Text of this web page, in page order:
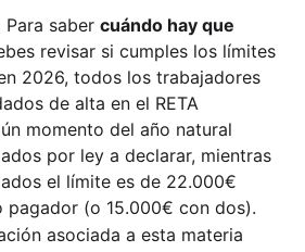
Para saber cuándo hay que
revisar si cumples los límites
2026, todos los trabajadores
de alta en el RETA
momento del año natural
por ley a declarar, mientras
el límite es de 22.000€
pagador (o 15.000€ con dos).
asociada a esta materia